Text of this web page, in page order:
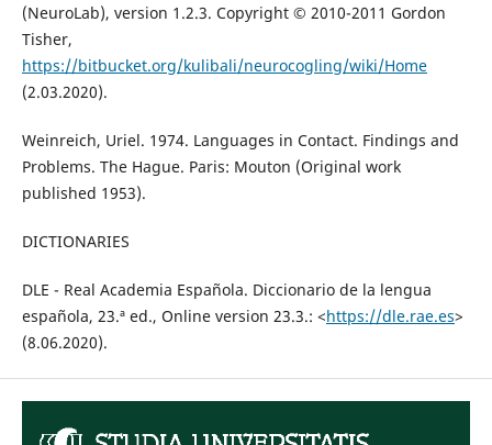
(NeuroLab), version 1.2.3. Copyright © 2010-2011 Gordon
Tisher,
https://bitbucket.org/kulibali/neurocogling/wiki/Home
(2.03.2020).
Weinreich, Uriel. 1974. Languages in Contact. Findings and
Problems. The Hague. Paris: Mouton (Original work
published 1953).
DICTIONARIES
DLE - Real Academia Española. Diccionario de la lengua
española, 23.ª ed., Online version 23.3.: <https://dle.rae.es>
(8.06.2020).